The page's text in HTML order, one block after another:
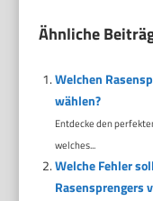
Ähnliche
Welchen
wählen?
Entdecke den
welches...
Welche Fehler
Rasensprengers